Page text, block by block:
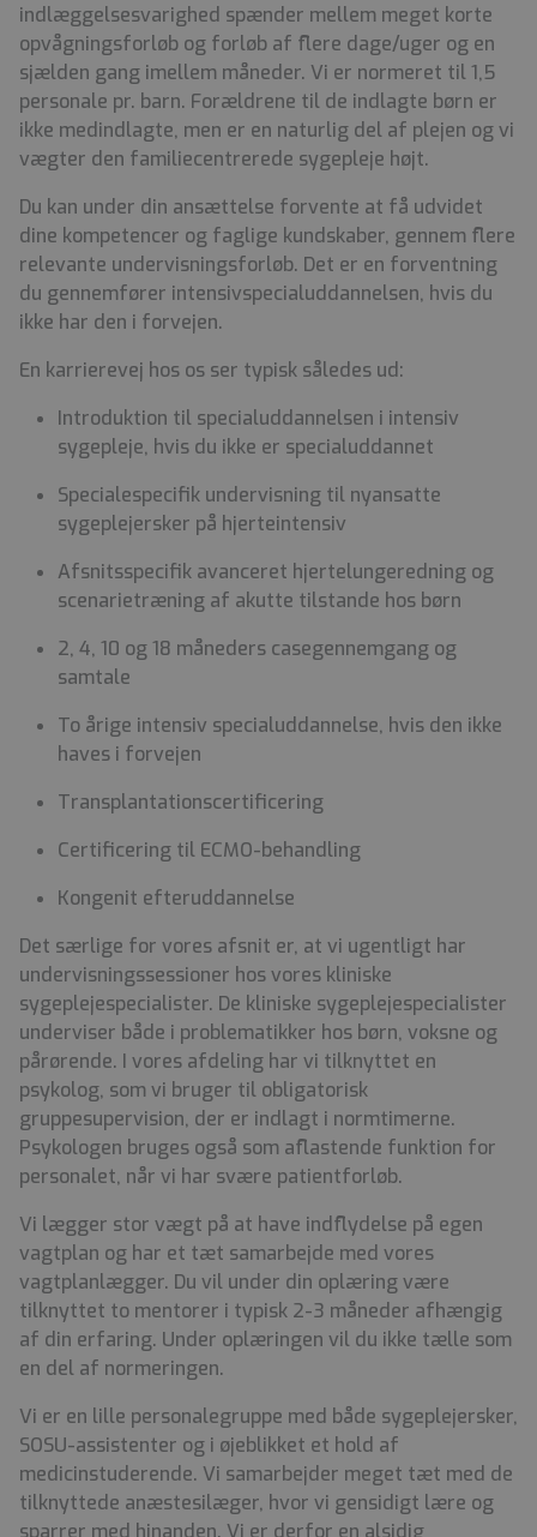
indlæggelsesvarighed spænder mellem meget korte
opvågningsforløb og forløb af flere dage/uger og en
sjælden gang imellem måneder. Vi er normeret til 1,5
personale pr. barn. Forældrene til de indlagte børn er
ikke medindlagte, men er en naturlig del af plejen og vi
vægter den familiecentrerede sygepleje højt.
Du kan under din ansættelse forvente at få udvidet
dine kompetencer og faglige kundskaber, gennem flere
relevante undervisningsforløb. Det er en forventning
du gennemfører intensivspecialuddannelsen, hvis du
ikke har den i forvejen.
En karrierevej hos os ser typisk således ud:
Introduktion til specialuddannelsen i intensiv
sygepleje, hvis du ikke er specialuddannet
Specialespecifik undervisning til nyansatte
sygeplejersker på hjerteintensiv
Afsnitsspecifik avanceret hjertelungeredning og
scenarietræning af akutte tilstande hos børn
2, 4, 10 og 18 måneders casegennemgang og
samtale
To årige intensiv specialuddannelse, hvis den ikke
haves i forvejen
Transplantationscertificering
Certificering til ECMO-behandling
Kongenit efteruddannelse
Det særlige for vores afsnit er, at vi ugentligt har
undervisningssessioner hos vores kliniske
sygeplejespecialister. De kliniske sygeplejespecialister
underviser både i problematikker hos børn, voksne og
pårørende. I vores afdeling har vi tilknyttet en
psykolog, som vi bruger til obligatorisk
gruppesupervision, der er indlagt i normtimerne.
Psykologen bruges også som aflastende funktion for
personalet, når vi har svære patientforløb.
Vi lægger stor vægt på at have indflydelse på egen
vagtplan og har et tæt samarbejde med vores
vagtplanlægger. Du vil under din oplæring være
tilknyttet to mentorer i typisk 2-3 måneder afhængig
af din erfaring. Under oplæringen vil du ikke tælle som
en del af normeringen.
Vi er en lille personalegruppe med både sygeplejersker,
SOSU-assistenter og i øjeblikket et hold af
medicinstuderende. Vi samarbejder meget tæt med de
tilknyttede anæstesilæger, hvor vi gensidigt lære og
sparrer med hinanden. Vi er derfor en alsidig